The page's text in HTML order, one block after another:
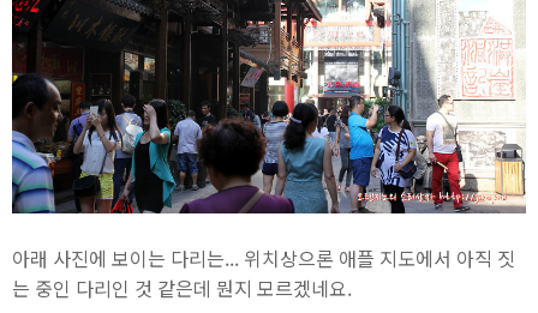
아래 사진에 보이는 다리는... 위치상으론 애플 지도에서 아직 짓
는 중인 다리인 것 같은데 뭔지 모르겠네요.